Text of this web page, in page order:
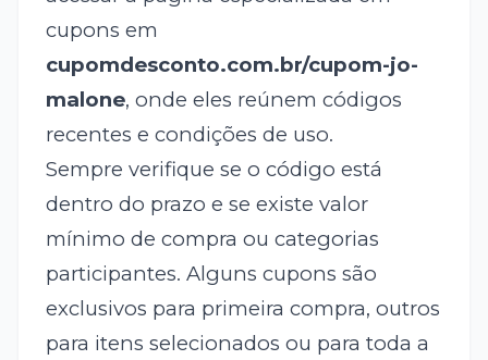
cupons em
cupomdesconto.com.br/cupom-jo-
malone, onde eles reúnem códigos
recentes e condições de uso.
Sempre verifique se o código está
dentro do prazo e se existe valor
mínimo de compra ou categorias
participantes. Alguns cupons são
exclusivos para primeira compra, outros
para itens selecionados ou para toda a